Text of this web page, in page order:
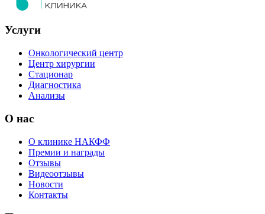
Услуги
Онкологический центр
Центр хирургии
Стационар
Диагностика
Анализы
О нас
О клинике НАКФФ
Премии и награды
Отзывы
Видеоотзывы
Новости
Контакты